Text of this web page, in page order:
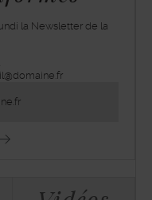
la Newsletter de la